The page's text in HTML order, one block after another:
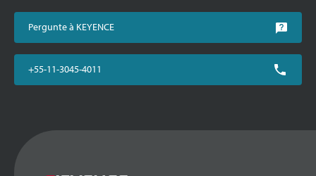
Pergunte à KEYENCE
+55-11-3045-4011